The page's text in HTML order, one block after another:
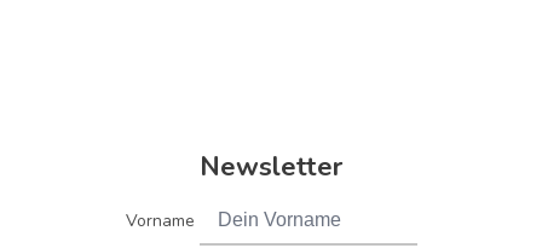
Newsletter
Vorname